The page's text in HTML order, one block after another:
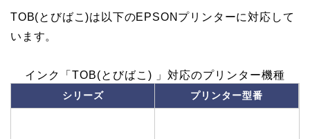
TOB(とびばこ)は以下のEPSONプリンターに対応して
います。
インク「TOB(とびばこ) 」対応のプリンター機種
シリーズ プリンター型番